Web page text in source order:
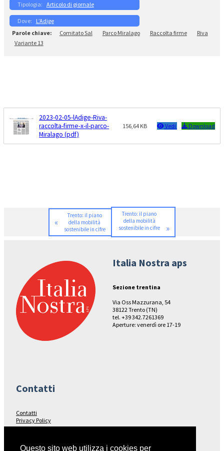
Articolo di giornale
L’Adige
Comitato Sal
Parco Miralago Raccolta firme
Riva
Variante 13
2023-02-05-lAdige-Riva-
raccolta-firme-x-il-parco-
Miralago (pdf)
156,64 KB Vedi Download
«
Trento: il piano
della mobilità
sostenibile in cifre
Trento: il piano
della mobilità
sostenibile in cifre
»
Italia Nostra aps
Sezione trentina
Via Oss Mazzurana, 54
38122 Trento (TN)
tel. +39 342.7261369
Aperture: venerdì ore 17-19
Contatti
Contatti
Privacy Policy
Seguici su…
Questo sito web utilizza i cookies per